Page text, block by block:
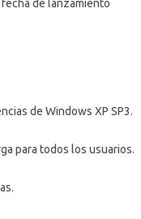
de lanzamiento
de Windows XP SP3.
para todos los usuarios.